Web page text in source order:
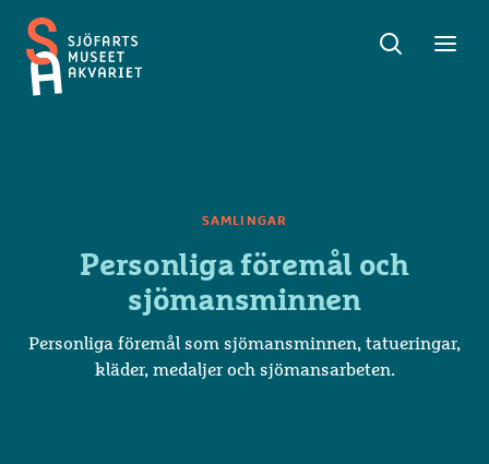
Sjöfartsmuseet
Toggle
SAMLINGAR
Personliga föremål och
sjömansminnen
Personliga föremål som sjömansminnen, tatueringar,
kläder, medaljer och sjömansarbeten.